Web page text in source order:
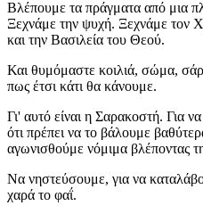
Βλέπουμε τα πράγματα από μια
Ξεχνάμε την ψυχή. Ξεχνάμε τον
και την Βασιλεία του Θεού.
Και θυμόμαστε κοιλιά, σώμα,
πως έτσι κάτι θα κάνουμε.
Γι' αυτό είναι η Σαρακοστή. Για
ότι πρέπει να το βάλουμε
αγωνισθούμε νόμιμα βλέποντας
Να νηστεύσουμε, για να
χαρά το φαΐ.